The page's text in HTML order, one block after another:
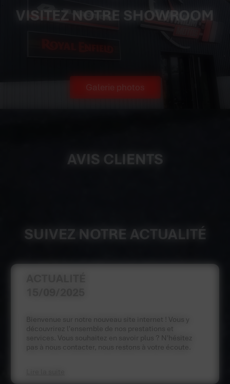
VISITEZ NOTRE SHOWROOM
Galerie photos
AVIS CLIENTS
SUIVEZ NOTRE ACTUALITÉ
Bienvenue sur notre nouveau site internet ! Vous y
découvrirez l'ensemble de nos prestations et
services. Vous souhaitez en savoir plus ? N'hésitez
pas à nous contacter, nous restons à votre écoute.